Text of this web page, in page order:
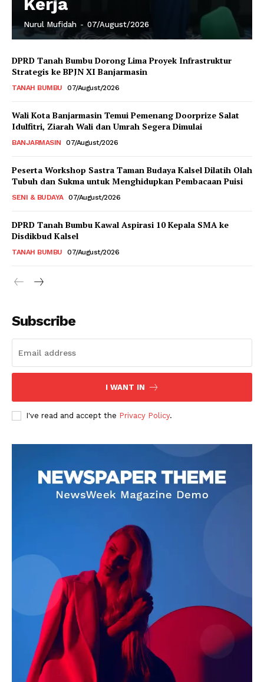
Nurul Mufidah - 07/August/2026
DPRD Tanah Bumbu Dorong Lima Proyek Infrastruktur
Strategis ke BPJN XI Banjarmasin
TANAH BUMBU 07/August/2026
Wali Kota Banjarmasin Temui Pemenang Doorprize Salat
Idulfitri, Ziarah Wali dan Umrah Segera Dimulai
BANJARMASIN 07/August/2026
Peserta Workshop Sastra Taman Budaya Kalsel Dilatih Olah
Tubuh dan Sukma untuk Menghidupkan Pembacaan Puisi
SENI & BUDAYA 07/August/2026
DPRD Tanah Bumbu Kawal Aspirasi 10 Kepala SMA ke
Disdikbud Kalsel
TANAH BUMBU 07/August/2026
Subscribe
I WANT IN
I've read and accept the Privacy Policy.